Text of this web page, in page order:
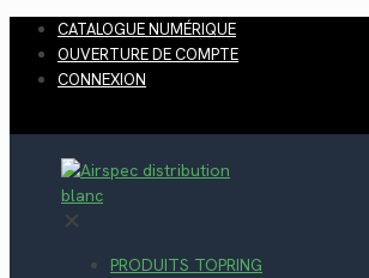
CATALOGUE NUMÉRIQUE
OUVERTURE DE COMPTE
CONNEXION
✕
PRODUITS TOPRING